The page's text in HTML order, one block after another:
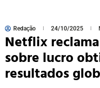
Redação 24/10/2025
Netflix
sobre lucro
resultados